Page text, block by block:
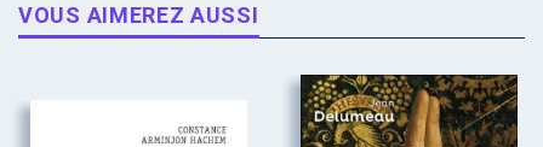
VOUS AIMEREZ AUSSI